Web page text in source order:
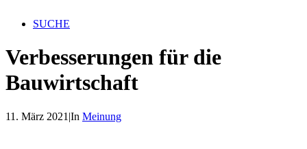
SUCHE
Verbesserungen für die
Bauwirtschaft
11. März 2021 |In Meinung